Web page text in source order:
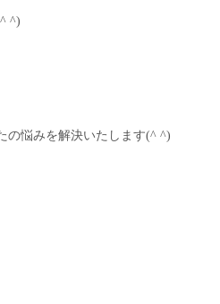
^)
の悩みを解決いたします(^ ^)